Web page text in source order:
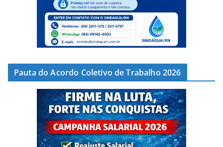
Pauta do Acordo Coletivo de Trabalho 2026